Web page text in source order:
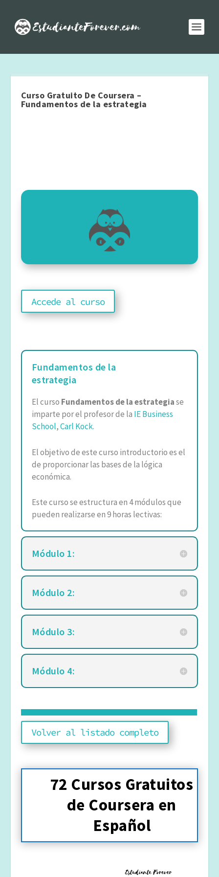
Curso Gratuito De Coursera –
Fundamentos de la estrategia
6060 inscritos
4,7 🌟
55 reseñas
Accede al curso
Fundamentos de la
estrategia
El curso Fundamentos de la estrategiase
imparte por el profesor de la IE Business
School,Carl Kock.
El objetivo de este curso introductorio es el
de proporcionar las bases de la lógica
económica.
Este curso se estructura en 4 módulos que
pueden realizarse en 9 horas lectivas:
Módulo 1:
Módulo 2:
Módulo 3:
Módulo 4:
Volver al listado completo
72 Cursos Gratuitos
de Coursera en
Español